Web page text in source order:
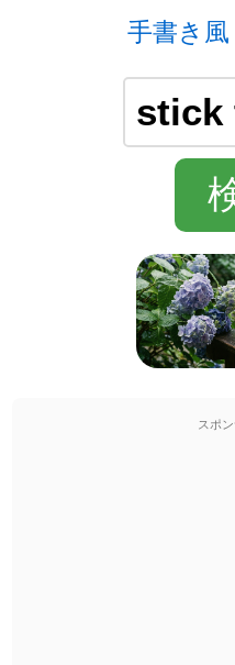
手書き風
スポ